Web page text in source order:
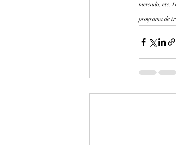
mercado, etc.
programa de